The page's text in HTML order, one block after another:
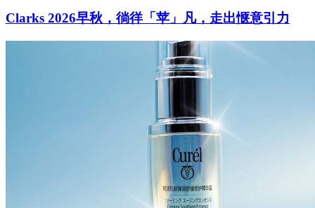
Clarks 2026早秋，徜徉「苹」凡，走出惬意引力